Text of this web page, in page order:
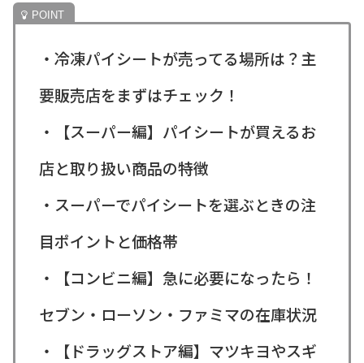
・冷凍パイシートが売ってる場所は？主
要販売店をまずはチェック！
・【スーパー編】パイシートが買えるお
店と取り扱い商品の特徴
・スーパーでパイシートを選ぶときの注
目ポイントと価格帯
・【コンビニ編】急に必要になったら！
セブン・ローソン・ファミマの在庫状況
・【ドラッグストア編】マツキヨやスギ